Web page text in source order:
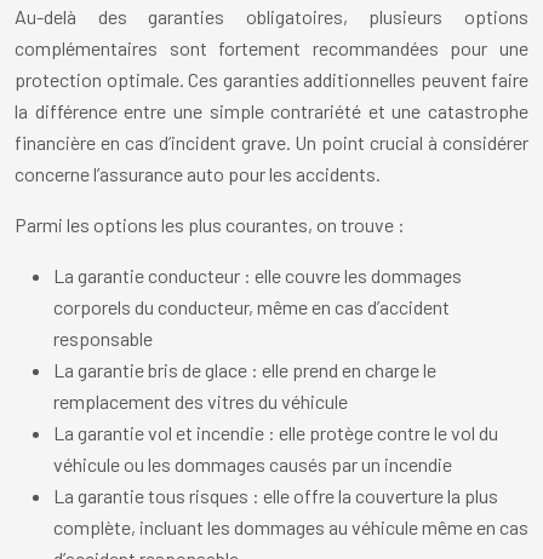
Au-delà des garanties obligatoires, plusieurs options
complémentaires sont fortement recommandées pour une
protection optimale. Ces garanties additionnelles peuvent faire
la différence entre une simple contrariété et une catastrophe
financière en cas d’incident grave. Un point crucial à considérer
concerne l’assurance auto pour les accidents.
Parmi les options les plus courantes, on trouve :
La garantie conducteur : elle couvre les dommages
corporels du conducteur, même en cas d’accident
responsable
La garantie bris de glace : elle prend en charge le
remplacement des vitres du véhicule
La garantie vol et incendie : elle protège contre le vol du
véhicule ou les dommages causés par un incendie
La garantie tous risques : elle offre la couverture la plus
complète, incluant les dommages au véhicule même en cas